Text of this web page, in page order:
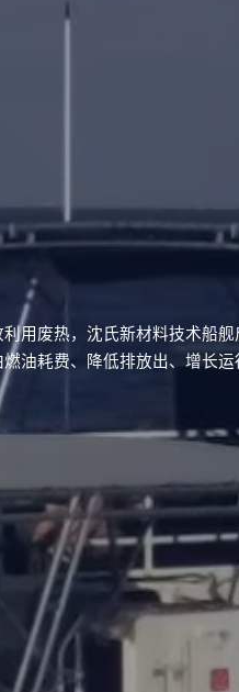
用废热，沈氏新材料技术船
油耗费、降低排放出、增长